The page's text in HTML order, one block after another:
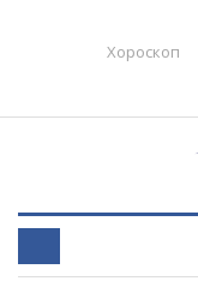
Хороскоп